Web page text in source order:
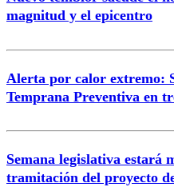
magnitud y el epicentro
Alerta por calor extremo:
Temprana Preventiva en
Semana legislativa estará
tramitación del proyecto